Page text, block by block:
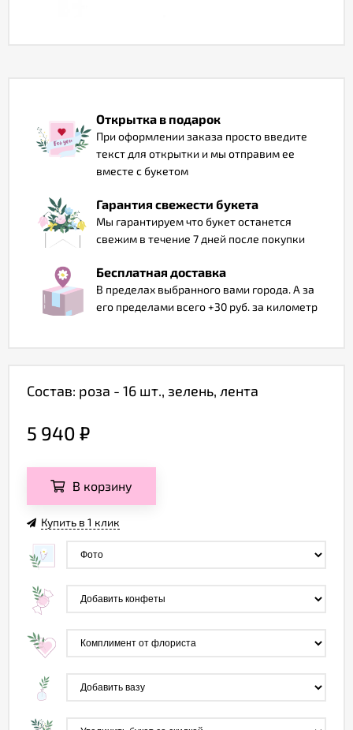
Открытка в подарок
При оформлении заказа просто введите
текст для открытки и мы отправим ее
вместе с букетом
Гарантия свежести букета
Мы гарантируем что букет останется
свежим в течение 7 дней после покупки
Бесплатная доставка
В пределах выбранного вами города. А за
его пределами всего +30 руб. за километр
Состав: роза - 16 шт., зелень, лента
5 940 ₽
В корзину
Купить в 1 клик